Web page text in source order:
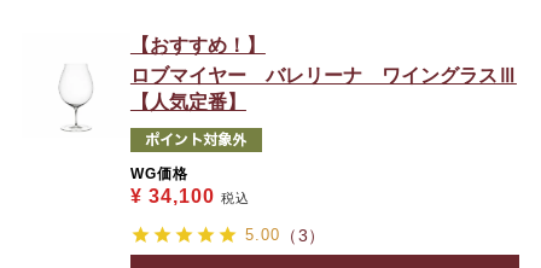
【おすすめ！】
ロブマイヤー バレリーナ ワイングラスⅢ
【人気定番】
WG価格
¥ 34,100 税込
5.00 （3）